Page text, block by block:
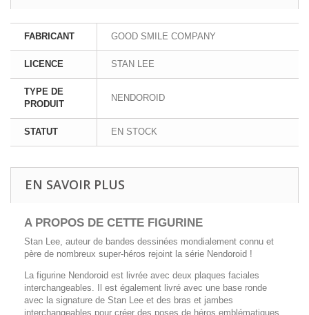
FABRICANT GOOD SMILE COMPANY
LICENCE STAN LEE
TYPE DE
PRODUIT
NENDOROID
STATUT EN STOCK
EN SAVOIR PLUS
A PROPOS DE CETTE FIGURINE
Stan Lee, auteur de bandes dessinées mondialement connu et
père de nombreux super-héros rejoint la série Nendoroid !
La figurine Nendoroid est livrée avec deux plaques faciales
interchangeables. Il est également livré avec une base ronde
avec la signature de Stan Lee et des bras et jambes
interchangeables pour créer des poses de héros emblématiques.